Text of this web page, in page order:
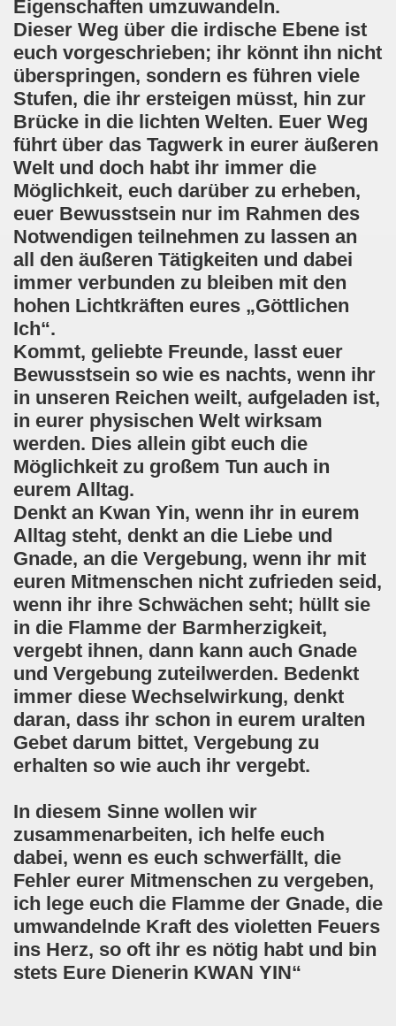
Eigenschaften umzuwandeln.
Dieser Weg über die irdische Ebene ist
euch vorgeschrieben; ihr könnt ihn nicht
überspringen, sondern es führen viele
Stufen, die ihr ersteigen müsst, hin zur
Brücke in die lichten Welten. Euer Weg
führt über das Tagwerk in eurer äußeren
Welt und doch habt ihr immer die
Möglichkeit, euch darüber zu erheben,
euer Bewusstsein nur im Rahmen des
Notwendigen teilnehmen zu lassen an
all den äußeren Tätigkeiten und dabei
immer verbunden zu bleiben mit den
hohen Lichtkräften eures „Göttlichen
Ich“.
Kommt, geliebte Freunde, lasst euer
Bewusstsein so wie es nachts, wenn ihr
in unseren Reichen weilt, aufgeladen ist,
in eurer physischen Welt wirksam
werden. Dies allein gibt euch die
Möglichkeit zu großem Tun auch in
eurem Alltag.
Denkt an Kwan Yin, wenn ihr in eurem
Alltag steht, denkt an die Liebe und
Gnade, an die Vergebung, wenn ihr mit
euren Mitmenschen nicht zufrieden seid,
wenn ihr ihre Schwächen seht; hüllt sie
in die Flamme der Barmherzigkeit,
vergebt ihnen, dann kann auch Gnade
und Vergebung zuteilwerden. Bedenkt
immer diese Wechselwirkung, denkt
daran, dass ihr schon in eurem uralten
Gebet darum bittet, Vergebung zu
erhalten so wie auch ihr vergebt.
In diesem Sinne wollen wir
zusammenarbeiten, ich helfe euch
dabei, wenn es euch schwerfällt, die
Fehler eurer Mitmenschen zu vergeben,
ich lege euch die Flamme der Gnade, die
umwandelnde Kraft des violetten Feuers
ins Herz, so oft ihr es nötig habt und bin
stets Eure Dienerin KWAN YIN“